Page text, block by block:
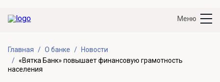
Меню
Главная О банке
Новости
«Вятка Банк» повышает финансовую грамотность
населения